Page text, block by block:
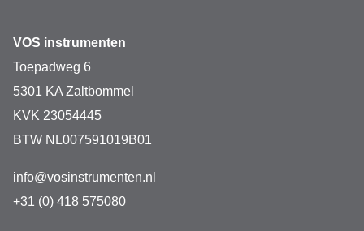
VOS instrumenten
Toepadweg 6
5301 KA Zaltbommel
KVK 23054445
BTW NL007591019B01
info@vosinstrumenten.nl
+31 (0) 418 575080